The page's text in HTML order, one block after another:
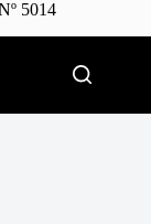
5014